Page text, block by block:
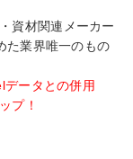
資材関連メーカー
た業界唯一のもの
ータとの併用
プ！